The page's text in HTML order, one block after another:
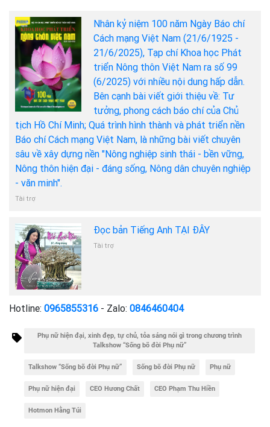
Nhân kỷ niệm 100 năm Ngày Báo chí
Cách mạng Việt Nam (21/6/1925 -
21/6/2025), Tạp chí Khoa học Phát
triển Nông thôn Việt Nam ra số 99
(6/2025) với nhiều nội dung hấp dẫn.
Bên cạnh bài viết giới thiệu về: Tư
tưởng, phong cách báo chí của Chủ
tịch Hồ Chí Minh; Quá trình hình thành và phát triển nền
Báo chí Cách mạng Việt Nam, là những bài viết chuyên
sâu về xây dựng nền "Nông nghiệp sinh thái - bền vững,
Nông thôn hiện đại - đáng sống, Nông dân chuyên nghiệp
- văn minh".
Tài trợ
Đọc bản Tiếng Anh TẠI ĐÂY
Tài trợ
Hotline: 0965855316 - Zalo: 0846460404
Phụ nữ hiện đại, xinh đẹp, tự chủ, tỏa sáng nói gì trong chương trình
Talkshow “Sống bõ đời Phụ nữ”
Talkshow “Sống bõ đời Phụ nữ” Sống bõ đời Phụ nữ Phụ nữ
Phụ nữ hiện đại CEO Hương Chất CEO Phạm Thu Hiền
Hotmon Hằng Túi